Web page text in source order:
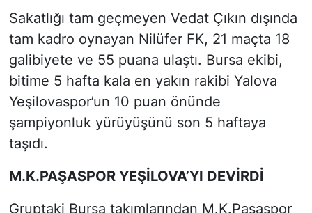
Sakatlığı tam geçmeyen Vedat Çıkın dışında
tam kadro oynayan Nilüfer FK, 21 maçta 18
galibiyete ve 55 puana ulaştı. Bursa ekibi,
bitime 5 hafta kala en yakın rakibi Yalova
Yeşilovaspor’un 10 puan önünde
şampiyonluk yürüyüşünü son 5 haftaya
taşıdı.
M.K.PAŞASPOR YEŞİLOVA’YI DEVİRDİ
Gruptaki Bursa takımlarından M.K.Paşaspor